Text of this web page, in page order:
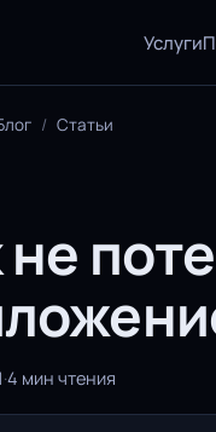
Услуги
/ Статьи
не
·4 мин чтения